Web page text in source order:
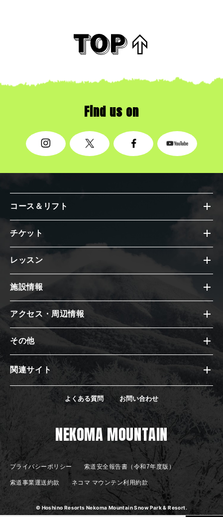
Find us on
コース＆リフト
チケット
レッスン
施設情報
アクセス・周辺情報
その他
関連サイト
よくある質問 お問い合わせ
NEKOMA MOUNTAIN
プライバシーポリシー 索道安全報告書（令和7年度版）
索道事業運送約款 ネコマ マウンテン利用約款
© Hoshino Resorts Nekoma Mountain Snow Park & Resort.